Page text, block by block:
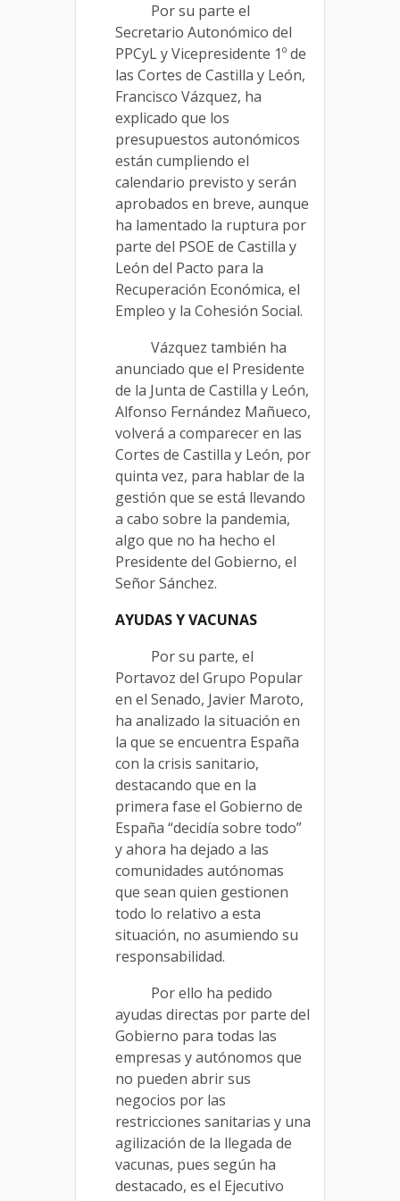
Por su parte el
Secretario Autonómico del
PPCyL y Vicepresidente 1º de
las Cortes de Castilla y León,
Francisco Vázquez, ha
explicado que los
presupuestos autonómicos
están cumpliendo el
calendario previsto y serán
aprobados en breve, aunque
ha lamentado la ruptura por
parte del PSOE de Castilla y
León del Pacto para la
Recuperación Económica, el
Empleo y la Cohesión Social.
Vázquez también ha
anunciado que el Presidente
de la Junta de Castilla y León,
Alfonso Fernández Mañueco,
volverá a comparecer en las
Cortes de Castilla y León, por
quinta vez, para hablar de la
gestión que se está llevando
a cabo sobre la pandemia,
algo que no ha hecho el
Presidente del Gobierno, el
Señor Sánchez.
AYUDAS Y VACUNAS
Por su parte, el
Portavoz del Grupo Popular
en el Senado, Javier Maroto,
ha analizado la situación en
la que se encuentra España
con la crisis sanitario,
destacando que en la
primera fase el Gobierno de
España “decidía sobre todo”
y ahora ha dejado a las
comunidades autónomas
que sean quien gestionen
todo lo relativo a esta
situación, no asumiendo su
responsabilidad.
Por ello ha pedido
ayudas directas por parte del
Gobierno para todas las
empresas y autónomos que
no pueden abrir sus
negocios por las
restricciones sanitarias y una
agilización de la llegada de
vacunas, pues según ha
destacado, es el Ejecutivo